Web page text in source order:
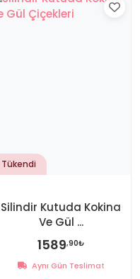
Tükendi
Silindir Kutuda Kokina
Ve Gül ...
1589,90₺
Aynı Gün Teslimat